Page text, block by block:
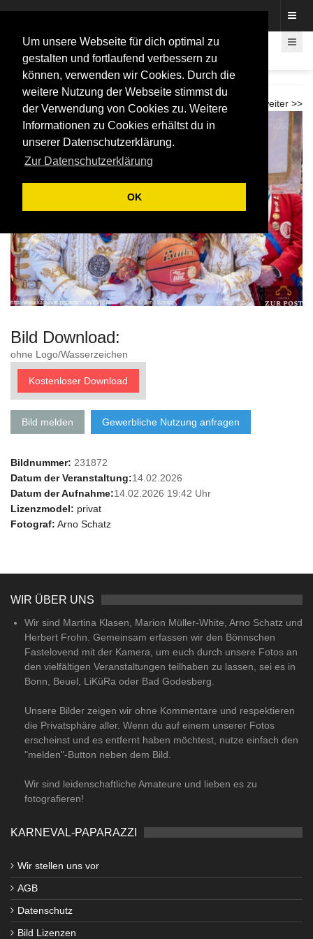
Um unsere Webseite für dich optimal zu
gestalten und fortlaufend verbessern zu
können, verwenden wir Cookies. Durch die
weitere Nutzung der Webseite stimmst du
der Verwendung von Cookies zu. Weitere
Informationen zu Cookies erhältst du in
unserer Datenschutzerklärung.
Zur Datenschutzerklärung
OK
Karnevalspiel Telekom Baskets 2026
weiter >>
<< zurück
Bild Download:
ohne Logo/Wasserzeichen
Kostenloser Download
Bild melden Gewerbliche Nutzung anfragen
Bildnummer: 231872
Datum der Veranstaltung:14.02.2026
Datum der Aufnahme:14.02.2026 19:42 Uhr
Lizenzmodel: privat
Fotograf: Arno Schatz
WIR ÜBER UNS
Wir sind Martina Klasen, Marion Müller-White, Arno Schatz und
Herbert Frohn. Gemeinsam erfassen wir den Bönnschen
Fastelovend mit der Kamera, um euch durch unsere Fotos an
den vielfältigen Veranstaltungen teilhaben zu lassen, sei es in
Bonn, Beuel, LiKüRa oder Bad Godesberg.
Unsere Bilder zeigen wir ohne Kommentare und respektieren
die Privatsphäre aller. Wenn du auf einem unserer Fotos
erscheinst und es entfernt haben möchtest, nutze einfach den
"melden"-Button neben dem Bild.
Wir sind leidenschaftliche Amateure und lieben es zu
fotografieren!
KARNEVAL-PAPARAZZI
Wir stellen uns vor
AGB
Datenschutz
Bild Lizenzen